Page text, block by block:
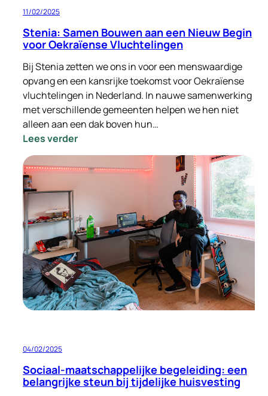
11/02/2025
Stenia: Samen Bouwen aan een Nieuw Begin
voor Oekraïense Vluchtelingen
Bij Stenia zetten we ons in voor een menswaardige
opvang en een kansrijke toekomst voor Oekraïense
vluchtelingen in Nederland. In nauwe samenwerking
met verschillende gemeenten helpen we hen niet
alleen aan een dak boven hun…
Lees verder:
Stenia:
Samen
Nieuw
Begin
voor
Oekraïense
Vluchtelingen
04/02/2025
Sociaal-maatschappelijke begeleiding: een
belangrijke steun bij tijdelijke huisvesting